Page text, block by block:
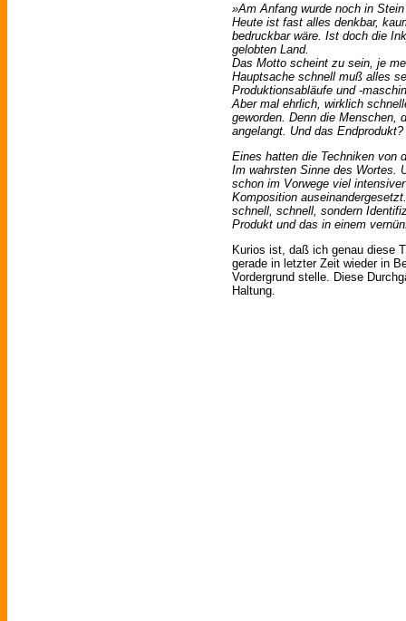
»Am Anfang wurde noch in
Heute ist fast alles denkbar,
bedruckbar wäre. Ist doch die
gelobten Land.
Das Motto scheint zu sein, je
Hauptsache schnell muß alles
Produktionsabläufe und -
Aber mal ehrlich, wirklich
geworden. Denn die Menschen,
angelangt. Und das
Eines hatten die Techniken von
Im wahrsten Sinne des Wortes.
schon im Vorwege viel
Komposition
schnell, schnell, sondern
Produkt und das in einem
Kurios ist, daß ich genau diese
gerade in letzter Zeit wieder in
Vordergrund stelle. Diese
Haltung.